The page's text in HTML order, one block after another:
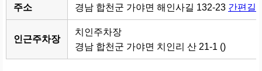
주소 경남 합천군 가야면 해인사길 132-23 간편길
인근주차장
치인주차장
경남 합천군 가야면 치인리 산 21-1 ()